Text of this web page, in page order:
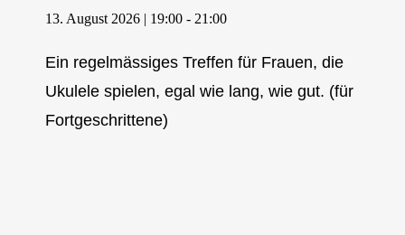
13. August 2026 | 19:00- 21:00
Ein regelmässiges Treffen für Frauen, die
Ukulele spielen, egal wie lang, wie gut. (für
Fortgeschrittene)